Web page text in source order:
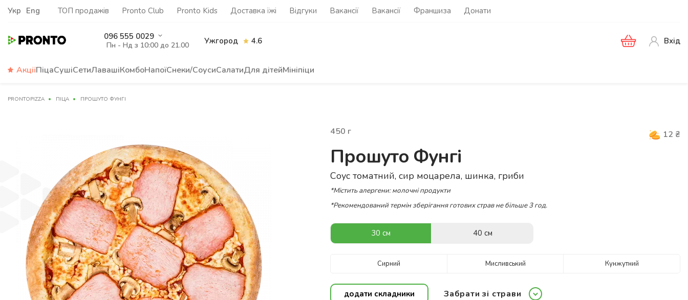
Укр Eng ТОП продажів Pronto Club Pronto Kids Доставка їжі Відгуки Вакансії Вакансії Франшиза Донати
096 555 0029
Пн - Нд з 10:00 до 21.00 Ужгород 4.6 Вхід
АкціїПіцаСушіСетиЛавашіКомбоНапоїСнеки/СоусиСалатиДля дітейМініпіци
PRONTOPIZZA ПІЦА ПРОШУТО ФУНГІ
450 г 12 ₴
Прошуто Фунгі
Соус томатний, сир моцарела, шинка, гриби
*Містить алергени: молочні продукти
*Рекомендований термін зберігання готових страв не більше 3 год.
30 см 40 см
Сирний Мисливський Кунжутний
додати складники Забрати зі страви